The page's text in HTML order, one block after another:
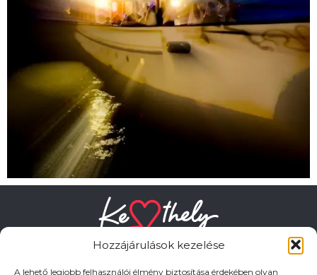
Hozzájárulások kezelése
A lehető legjobb felhasználói élmény biztosítása érdekében olyan